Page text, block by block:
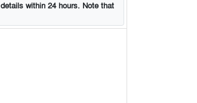
within 24 hours. Note that